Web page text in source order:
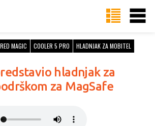
RED MAGIC COOLER 5 PRO HLADNJAK ZA MOBITEL
hladnjak za
za MagSafe